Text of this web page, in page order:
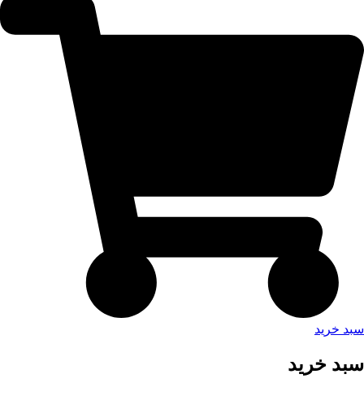
سبد خرید
سبد خرید